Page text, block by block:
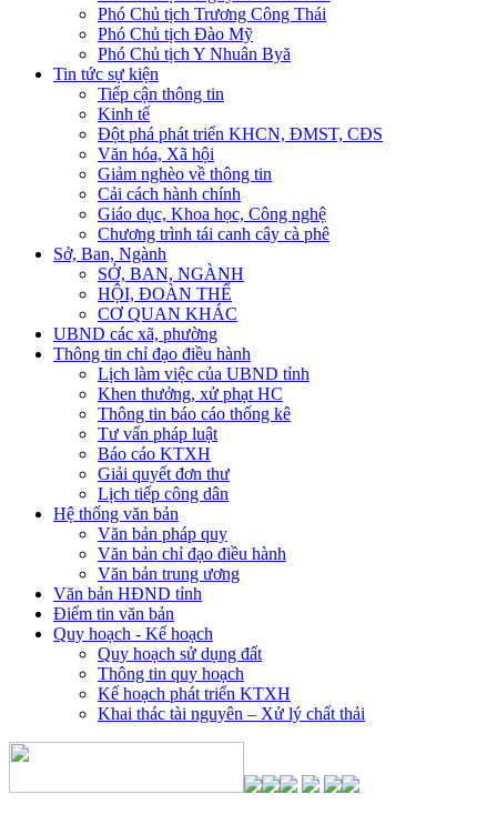
Phó Chủ tịch Trương Công Thái
Phó Chủ tịch Đào Mỹ
Phó Chủ tịch Y Nhuân Byă
Tin tức sự kiện
Tiếp cận thông tin
Kinh tế
Đột phá phát triển KHCN, ĐMST, CĐS
Văn hóa, Xã hội
Giảm nghèo về thông tin
Cải cách hành chính
Giáo dục, Khoa học, Công nghệ
Chương trình tái canh cây cà phê
Sở, Ban, Ngành
SỞ, BAN, NGÀNH
HỘI, ĐOÀN THỂ
CƠ QUAN KHÁC
UBND các xã, phường
Thông tin chỉ đạo điều hành
Lịch làm việc của UBND tỉnh
Khen thưởng, xử phạt HC
Thông tin báo cáo thống kê
Tư vấn pháp luật
Báo cáo KTXH
Giải quyết đơn thư
Lịch tiếp công dân
Hệ thống văn bản
Văn bản pháp quy
Văn bản chỉ đạo điều hành
Văn bản trung ương
Văn bản HĐND tỉnh
Điểm tin văn bản
Quy hoạch - Kế hoạch
Quy hoạch sử dụng đất
Thông tin quy hoạch
Kế hoạch phát triển KTXH
Khai thác tài nguyên – Xử lý chất thải